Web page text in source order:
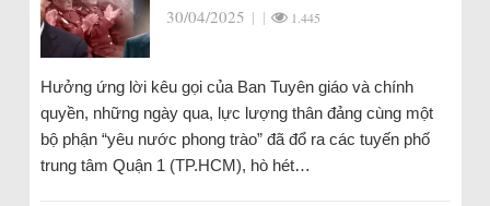
30/04/2025 | | 1.445
Hưởng ứng lời kêu gọi của Ban Tuyên giáo và chính
quyền, những ngày qua, lực lượng thân đảng cùng một
bộ phận “yêu nước phong trào” đã đổ ra các tuyến phố
trung tâm Quận 1 (TP.HCM), hò hét…